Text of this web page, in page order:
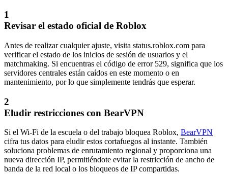
1
Revisar el estado oficial de Roblox
Antes de realizar cualquier ajuste, visita status.roblox.com para
verificar el estado de los inicios de sesión de usuarios y el
matchmaking. Si encuentras el código de error 529, significa que los
servidores centrales están caídos en este momento o en
mantenimiento, por lo que simplemente tendrás que esperar.
2
Eludir restricciones con BearVPN
Si el Wi-Fi de la escuela o del trabajo bloquea Roblox, BearVPN
cifra tus datos para eludir estos cortafuegos al instante. También
soluciona problemas de enrutamiento regional y proporciona una
nueva dirección IP, permitiéndote evitar la restricción de ancho de
banda de la red local o los bloqueos de IP compartidas.